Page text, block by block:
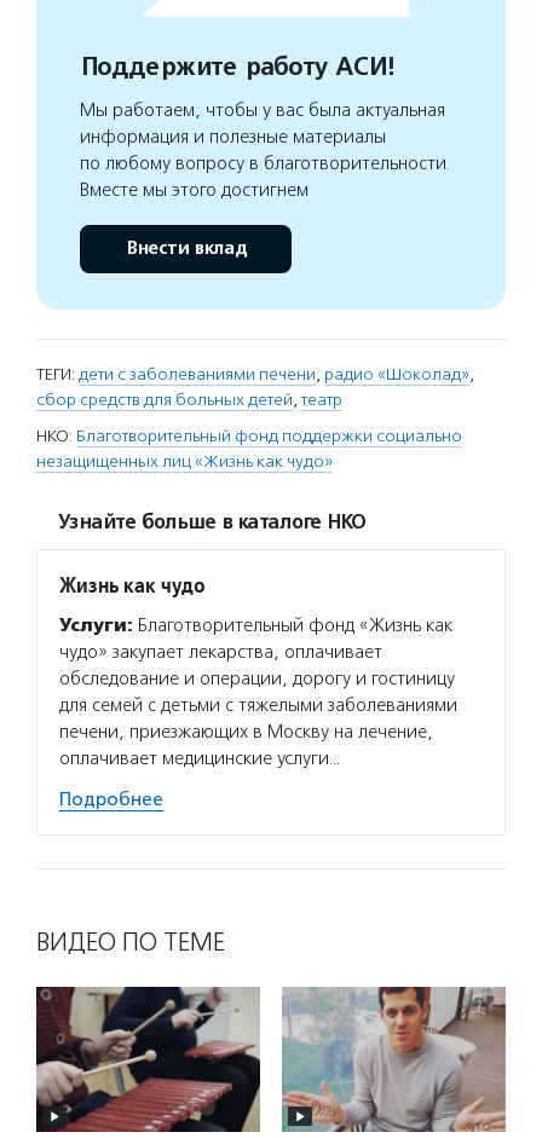
Поддержите работу АСИ!
Мы работаем, чтобы у вас была актуальная
информация и полезные материалы
по любому вопросу в благотворительности.
Вместе мы этого достигнем
Внести вклад
ТЕГИ: дети с заболеваниями печени, радио «Шоколад»,
сбор средств для больных детей,театр
НКО: Благотворительный фонд поддержки социально
незащищенных лиц «Жизнь как чудо»
Узнайте больше в каталоге НКО
Жизнь как чудо
Услуги: Благотворительный фонд «Жизнь как
чудо» закупает лекарства, оплачивает
обследование и операции, дорогу и гостиницу
для семей с детьми с тяжелыми заболеваниями
печени, приезжающих в Москву на лечение,
оплачивает медицинские услуги…
Подробнее
ВИДЕО ПО ТЕМЕ